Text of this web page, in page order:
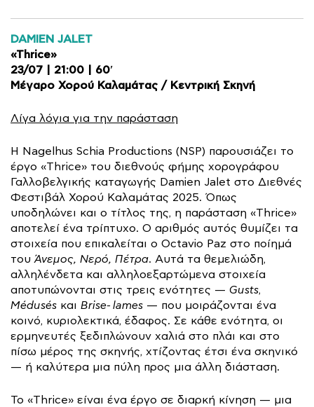
DAMIEN JALET
«Thrice»
23/07 | 21:00 | 60′
Μέγαρο Χορού Καλαμάτας / Κεντρική Σκηνή
Λίγα λόγια για την παράσταση
Η Nagelhus Schia Productions (NSP) παρουσιάζει το
έργο «Thrice» του διεθνούς φήμης χορογράφου
Γαλλοβελγικής καταγωγής Damien Jalet στο Διεθνές
Φεστιβάλ Χορού Καλαμάτας 2025. Όπως
υποδηλώνει και ο τίτλος της, η παράσταση «Thrice»
αποτελεί ένα τρίπτυχο. O αριθμός αυτός θυμίζει τα
στοιχεία που επικαλείται ο Octavio Paz στο ποίημά
τουΆνεμος, Νερό, Πέτρα. Αυτά τα θεμελιώδη,
αλληλένδετα και αλληλοεξαρτώμενα στοιχεία
αποτυπώνονται στις τρεις ενότητες — Gusts,
Médusés και Brise-lames — που μοιράζονται ένα
κοινό, κυριολεκτικά, έδαφος. Σε κάθε ενότητα, οι
ερμηνευτές ξεδιπλώνουν χαλιά στο πλάι και στο
πίσω μέρος της σκηνής, χτίζοντας έτσι ένα σκηνικό
— ή καλύτερα μια πύλη προς μια άλλη διάσταση.
Το «Thrice» είναι ένα έργο σε διαρκή κίνηση — μια